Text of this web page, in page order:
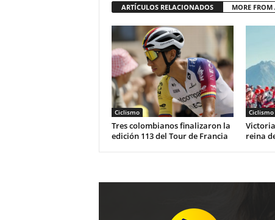
ARTÍCULOS RELACIONADOS MORE FROM
Ciclismo
Tres colombianos finalizaron la
edición 113 del Tour de Francia
Ciclismo
reina